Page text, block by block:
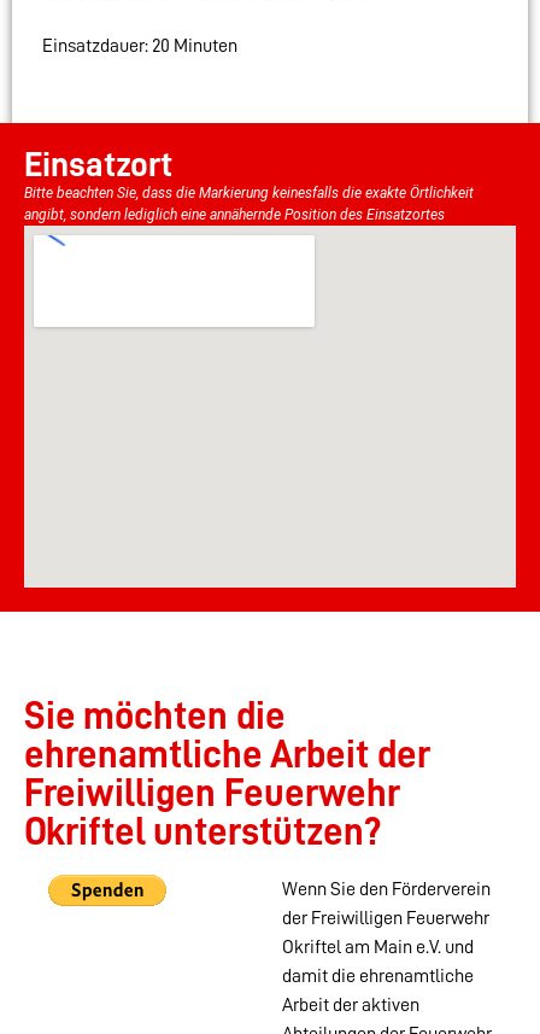
Einsatzdauer: 20 Minuten
Einsatzort
Bitte beachten Sie, dass die Markierung keinesfalls die exakte Örtlichkeit
angibt, sondern lediglich eine annähernde Position des Einsatzortes
Sie möchten die
ehrenamtliche Arbeit der
Freiwilligen Feuerwehr
Okriftel unterstützen?
Wenn Sie den Förderverein
der Freiwilligen Feuerwehr
Okriftel am Main e.V. und
damit die ehrenamtliche
Arbeit der aktiven